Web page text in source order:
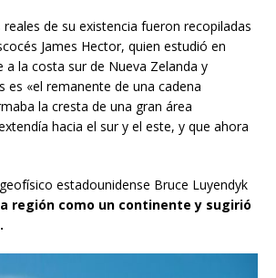
de su existencia fueron recopiladas
James Hector, quien estudió en
a la costa sur de Nueva Zelanda y
es «el remanente de una cadena
la cresta de una gran área
hacia el sur y el este, y que ahora
estadounidense Bruce Luyendyk
región como un continente y sugirió